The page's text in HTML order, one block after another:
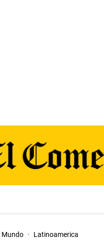
Mundo · Latinoamerica